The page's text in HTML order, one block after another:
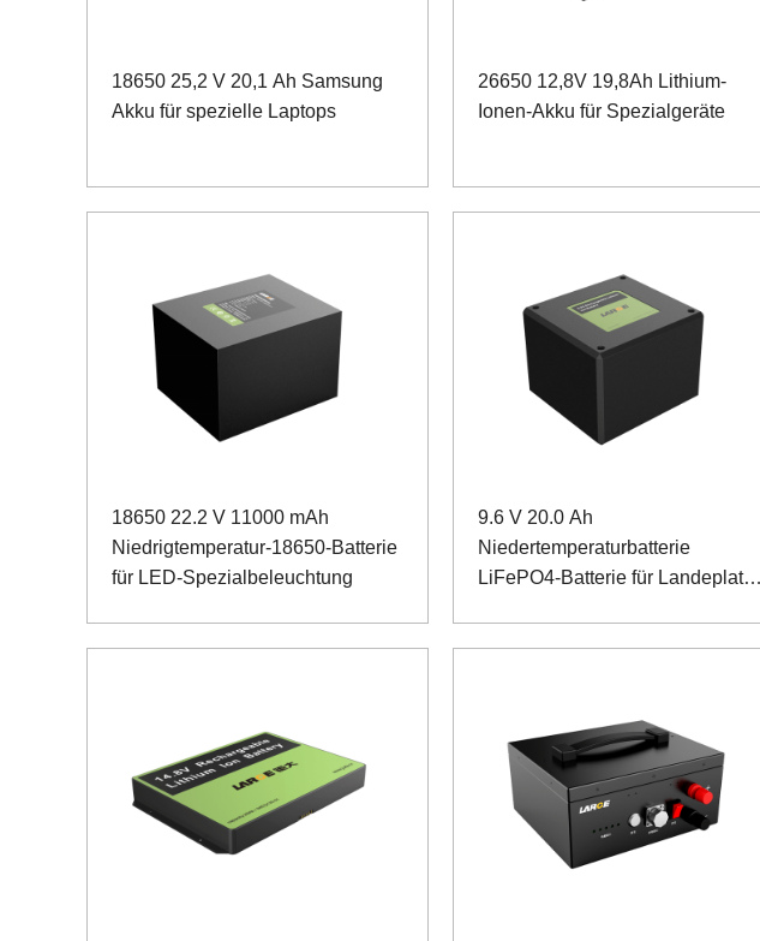
18650 25,2 V 20,1 Ah Samsung
Akku für spezielle Laptops
26650 12,8V 19,8Ah Lithium-
Ionen-Akku für Spezialgeräte
18650 22.2 V 11000 mAh
Niedrigtemperatur-18650-Batterie
für LED-Spezialbeleuchtung
9.6 V 20.0 Ah
Niedertemperaturbatterie
LiFePO4-Batterie für Landeplatz-